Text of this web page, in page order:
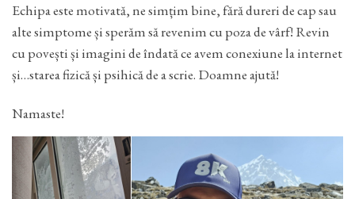
Echipa este motivată, ne simțim bine, fără dureri de cap sau
alte simptome și sperăm să revenim cu poza de vârf! Revin
cu povești și imagini de îndată ce avem conexiune la internet
și…starea fizică și psihică de a scrie. Doamne ajută!
Namaste!